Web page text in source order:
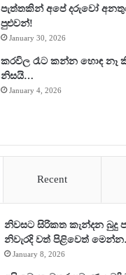
පැත්තකින් අපේ දරුවෝ
පුළුවන්!
January 30, 2026
කරවිල රෑට කන්න හොඳ නෑ
නිසයි…
January 4, 2026
Recent
නිවසට සිරිකත කැන්දන බුදු
නිවැරදි වත් පිළිවෙත්
January 8, 2026